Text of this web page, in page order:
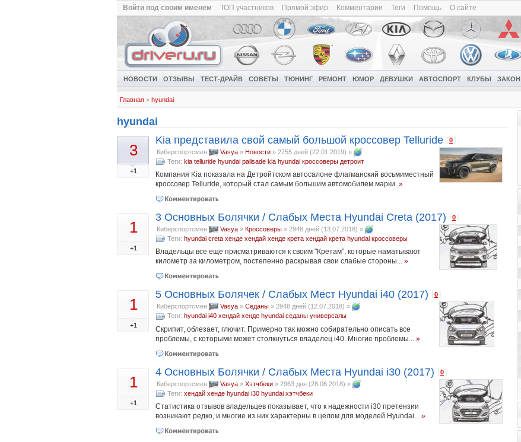
Войти под своим именем ТОП участников Прямой эфир Комментарии Теги Помощь О сайте
НОВОСТИ ОТЗЫВЫ ТЕСТ-ДРАЙВ СОВЕТЫ ТЮНИНГ РЕМОНТ ЮМОР ДЕВУШКИ АВТОСПОРТ КЛУБЫ ЗАКОН
Главная » hyundai
hyundai
3
+1
Kia представила свой самый большой кроссовер Telluride [0
Киберспортсмен Vasya » Новости » 2755 дней (22.01.2019) »
Теги: kia telluride hyundai palisade kia hyundai кроссоверы детроит
Компания Kia показала на Детройтском автосалоне флагманский восьмиместный
кроссовер Telluride, который стал самым большим автомобилем марки. »
1
+1
3 Основных Болячки / Слабых Места Hyundai Creta (2017) [0
Киберспортсмен Vasya » Кроссоверы » 2948 дней (13.07.2018) »
Теги: hyundai creta хенде хендай хенде крета хендай крета hyundai кроссоверы
Владельцы все еще присматриваются к своим "Кретам", которые наматывают
километр за километром, постепенно раскрывая свои слабые стороны... »
1
+1
5 Основных Болячек / Слабых Мест Hyundai i40 (2017) [0
Киберспортсмен Vasya » Седаны » 2948 дней (12.07.2018) »
Теги: hyundai i40 хендай хенде hyundai седаны универсалы
Скрипит, облезает, глючит. Примерно так можно собирательно описать все
проблемы, с которыми может столкнуться владелец i40. Многие проблемы... »
1
+1
4 Основных Болячки / Слабых Места Hyundai i30 (2017) [0 ]
Киберспортсмен Vasya » Хэтчбеки » 2963 дня (28.06.2018) »
Теги: хендай хенде hyundai i30 hyundai хэтчбеки
Статистика отзывов владельцев показывает, что к надежности i30 претензии
возникают редко, и многие из них характерны в целом для моделей Hyundai... »